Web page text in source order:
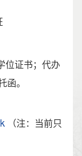
位证书；代办
。
（注：当前只